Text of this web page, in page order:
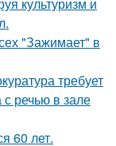
"Зажимает" в
требует
с речью в зале
60 лет.